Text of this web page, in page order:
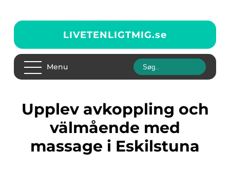
LIVETENLIGTMIG.se
Menu
Upplev avkoppling och
välmående med
massage i Eskilstuna